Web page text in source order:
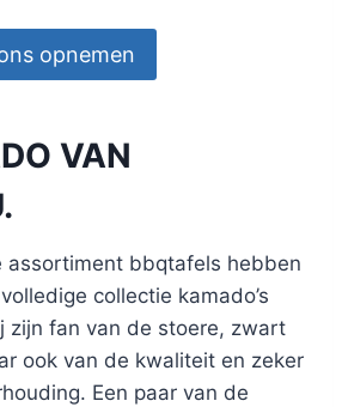
opnemen
VAN
assortiment bbqtafels hebben
collectie kamado’s
zijn fan van de stoere, zwart
ook van de kwaliteit en zeker
Een paar van de